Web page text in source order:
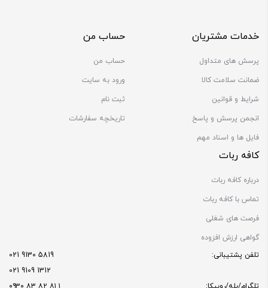
خدمات مشتریان
پرسش های متداول
ضمانت سلامت کالا
شرایط و قوانین
انجمن پرسش و پاسخ
فایل ها و اسناد مهم
حساب من
حساب من
ورود به سایت
ثبت نام
تاریخچه سفارشات
کافه ربات
درباره کافه ربات
تماس با کافه ربات
فرصت های شغلی
گواهی ارزش افزوده
تلفن پشتیبانی:
5819 9130 021
1312 9109 021